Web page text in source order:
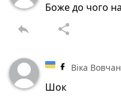
Боже до чого
reply share
Віка
Шок